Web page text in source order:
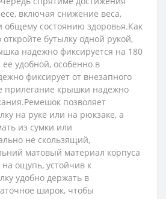
включая снижение веса,
общему состоянию здоровья.Как
откройте бутылку одной рукой,
надежно фиксируется на 180
ее удобной, особенно в
фиксирует от внезапного
прилегание крышки надежно
позволяет
на руке или на рюкзаке, а
из сумки или
не скользящий,
матовый материал корпуса
ощупь, устойчив к
удобно держать в
широк, чтобы